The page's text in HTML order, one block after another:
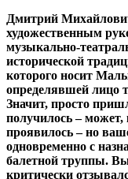
Дмитрий
художественным
музыкально-
исторической
которого носит
определявшей лицо
Значит, просто
получилось – может,
проявилось – но
одновременно с
балетной труппы.
критически